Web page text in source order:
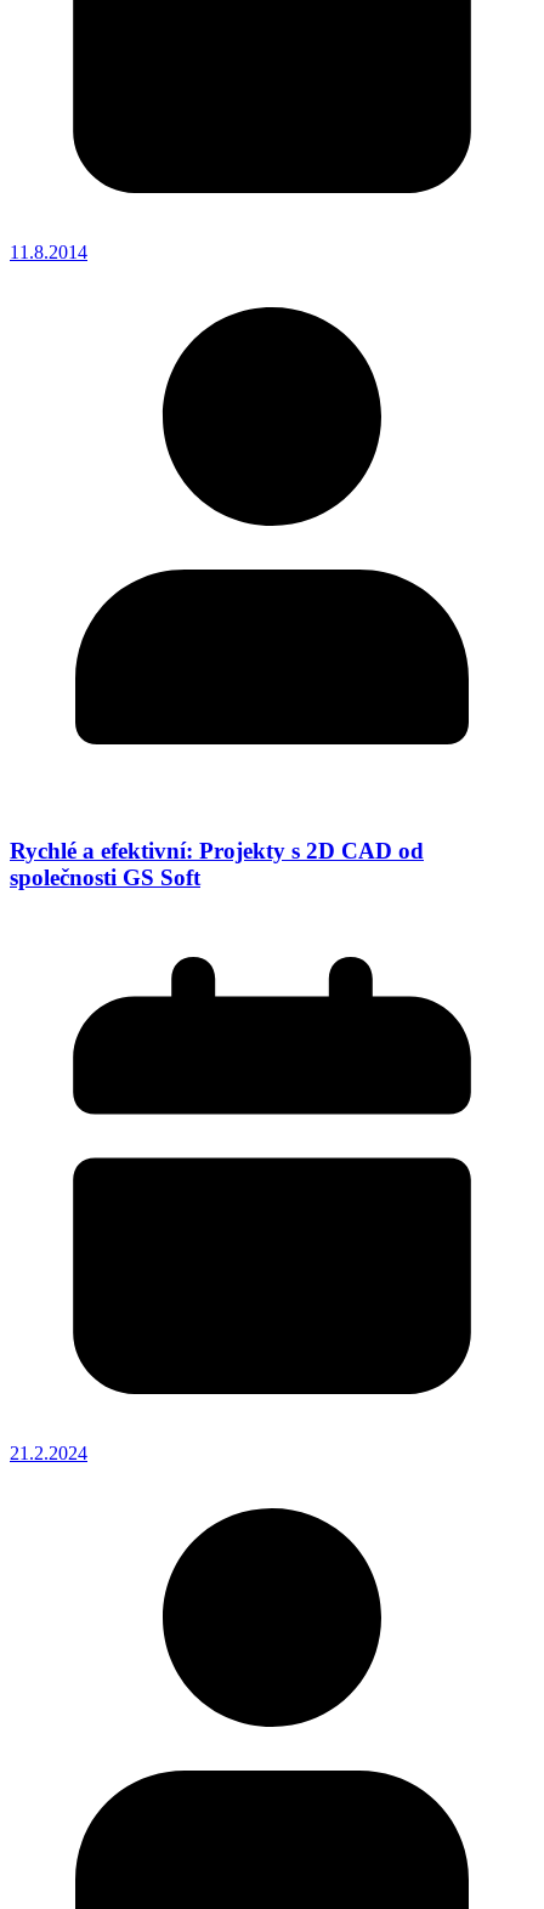
11.8.2014
Rychlé a efektivní: Projekty s 2D CAD od
společnosti GS Soft
21.2.2024